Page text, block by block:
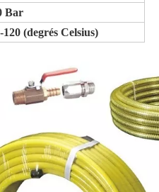
Bar
120 (degrés Celsius)